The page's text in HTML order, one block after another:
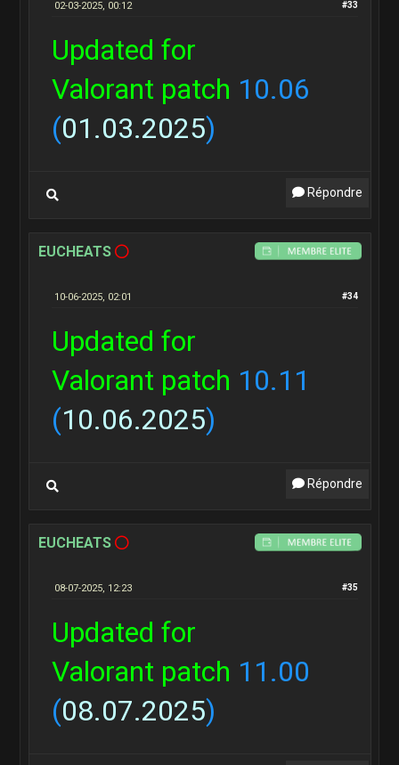
#33
02-03-2025, 00:12
Updated for
Valorant patch 10.06
(01.03.2025)
Répondre
EUCHEATS
#34
10-06-2025, 02:01
Updated for
Valorant patch 10.11
(10.06.2025)
Répondre
EUCHEATS
#35
08-07-2025, 12:23
Updated for
Valorant patch 11.00
(08.07.2025)